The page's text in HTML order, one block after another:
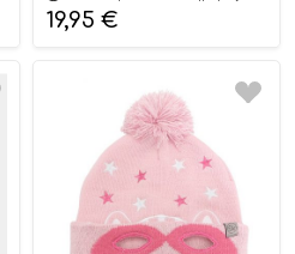
19,95 €